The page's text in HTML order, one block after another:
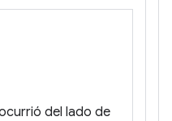
del lado de